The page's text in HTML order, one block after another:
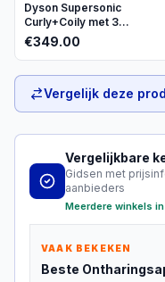
Dyson Supersonic
Curly+Coily met 3
opzetstukken
€349.00
Vergelijk deze
Vergelijkbare
Gidsen met
aanbieders
Meerdere winkels
VAAK BEKEKEN
Beste